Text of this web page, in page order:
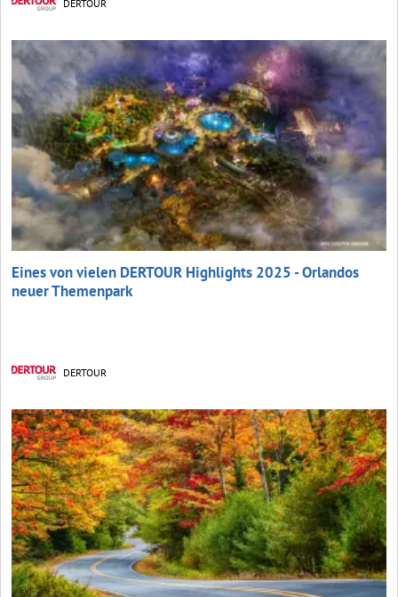
DERTOUR
Eines von vielen DERTOUR Highlights 2025 - Orlandos
neuer Themenpark
DERTOUR